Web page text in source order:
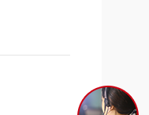
器油标尺，